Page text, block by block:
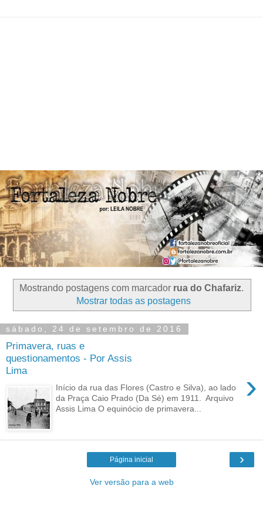
Mostrando postagens com marcador rua do Chafariz.
Mostrar todas as postagens
sábado, 24 de setembro de 2016
Primavera, ruas e
questionamentos - Por Assis
Lima
›
Início da rua das Flores (Castro e Silva), ao lado
da Praça Caio Prado (Da Sé) em 1911. Arquivo
Assis Lima O equinócio de primavera...
›
Página inicial
Ver versão para a web